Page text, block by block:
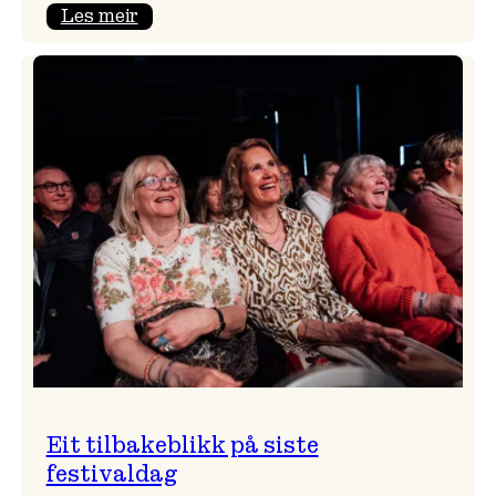
Les meir:
Eit tilbakeblikk på siste
festivaldag